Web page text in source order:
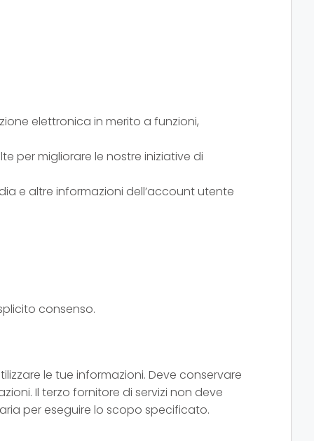
elettronica in merito a funzioni,
per migliorare le nostre iniziative di
e altre informazioni dell’account utente
consenso.
le tue informazioni. Deve conservare
Il terzo fornitore di servizi non deve
per eseguire lo scopo specificato.